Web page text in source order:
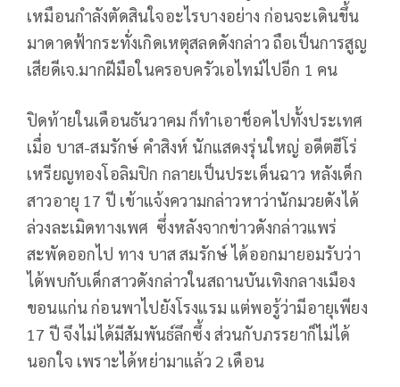
เหมือนกำลังตัดสินใจอะไรบางอย่าง ก่อนจะเดินขึ้น
มาดาดฟ้ากระทั่งเกิดเหตุสลดดังกล่าว ถือเป็นการสูญ
เสียดีเจ.มากฝีมือในครอบครัวเอไทม์ไปอีก 1 คน
ปิดท้ายในเดือนธันวาคม ก็ทำเอาช็อคไปทั้งประเทศ
เมื่อ บาส-สมรักษ์ คำสิงห์ นักแสดงรุ่นใหญ่ อดีตฮีโร่
เหรียญทองโอลิมปิก กลายเป็นประเด็นฉาว หลังเด็ก
สาวอายุ 17 ปี เข้าแจ้งความกล่าวหาว่านักมวยดังได้
ล่วงละเมิดทางเพศ ซึ่งหลังจากข่าวดังกล่าวแพร่
สะพัดออกไป ทาง บาส สมรักษ์ ได้ออกมายอมรับว่า
ได้พบกับเด็กสาวดังกล่าวในสถานบันเทิงกลางเมือง
ขอนแก่น ก่อนพาไปยังโรงแรม แต่พอรู้ว่ามีอายุเพียง
17 ปี จึงไม่ได้มีสัมพันธ์ลึกซึ้ง ส่วนกับภรรยาก็ไม่ได้
นอกใจ เพราะได้หย่ามาแล้ว 2 เดือน